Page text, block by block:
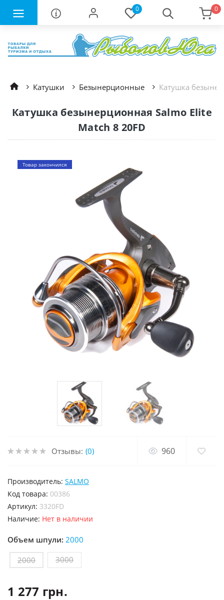
0 0
Катушки Безынерционные Катушка
Катушка безынерционная Salmo Elite
Match 8 20FD
Товар закончился
Отзывы: (0) 960
Производитель: SALMO
код товара: 00386
Артикул: 3320FD
Наличие: Нет в наличии
Объем шпули: 2000
2000 3000
1 277 грн.